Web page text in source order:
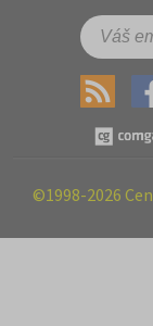
©1998-2026